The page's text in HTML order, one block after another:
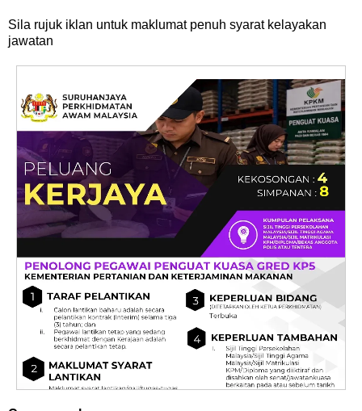
Sila rujuk iklan untuk maklumat penuh syarat kelayakan
jawatan